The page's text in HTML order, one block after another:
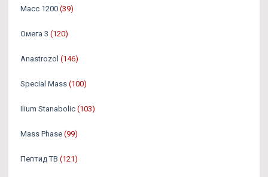
Масс 1200 (39)
Омега 3 (120)
Аnastrozol (146)
Special Mass (100)
Ilium Stanabolic (103)
Mass Phase (99)
Пептид TB (121)